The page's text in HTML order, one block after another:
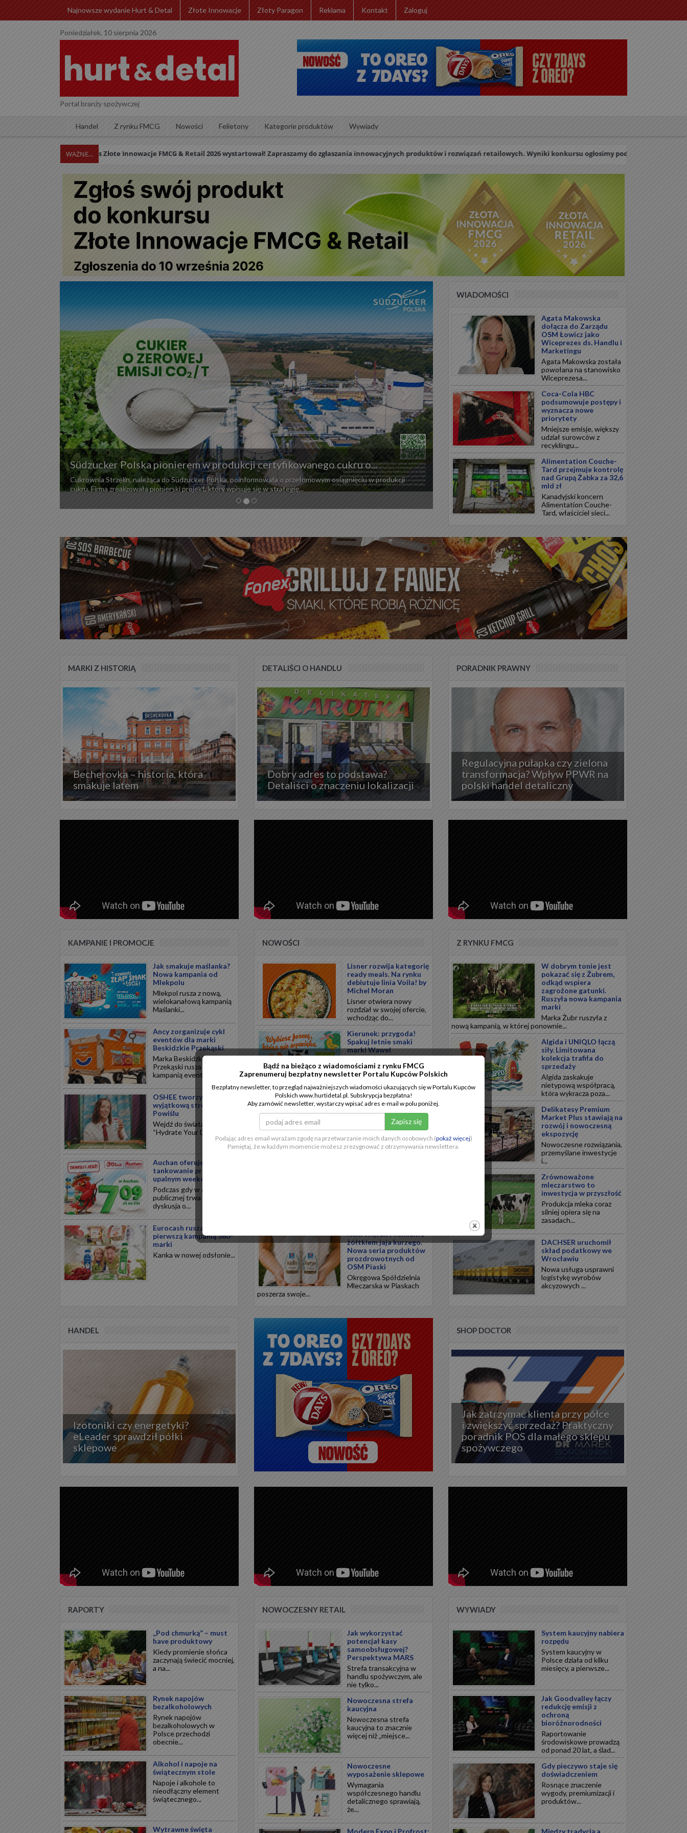
Najnowsze wydanie Hurt & Detal Złote Innowacje Złoty Paragon Reklama Kontakt Zaloguj
Poniedziałek, 10 sierpnia 2026
Portal branży spożywczej
Handel Z rynku FMCG Nowości Felietony Kategorie produktów Wywiady
Konkurs Złote Innowacje FMCG & Retail 2026 wystartował! Zapraszamy do zgłaszania innowacyjnych produktów i rozwiązań retailowych. Wyniki konkursu ogłosimy podczas uroczystej Gali w
Südzucker Polska pionierem w produkcji certyfikowanego cukru o...
Cukrownia Strzelin, należąca do Südzucker Polska, poinformowała o przełomowym osiągnięciu w produkcji
cukru. Firma zrealizowała pionierski projekt, który wpisuje się w strategię...
Poprzedni Następny
WIADOMOŚCI
Agata Makowska
dołącza do Zarządu
OSM Łowicz jako
Wiceprezes ds. Handlu i
Marketingu
Agata Makowska została
powołana na stanowisko
Wiceprezesa...
Coca-Cola HBC
podsumowuje postępy i
wyznacza nowe
priorytety
Mniejsze emisje, większy
udział surowców z
recyklingu...
Alimentation Couche-
Tard przejmuje kontrolę
nad Grupą Żabka za 32,6
mld zł
Kanadyjski koncern
Alimentation Couche-
Tard, właściciel sieci...
MARKI Z HISTORIĄ
Becherovka – historia, która
smakuje latem
DETALIŚCI O HANDLU
Dobry adres to podstawa?
Detaliści o znaczeniu lokalizacji
PORADNIK PRAWNY
Regulacyjna pułapka czy zielona
transformacja? Wpływ PPWR na
polski handel detaliczny
KAMPANIE I PROMOCJE
Jak smakuje maślanka?
Nowa kampania od
Mlekpolu
Mlekpol rusza z nową,
wielokanałową kampanią
Maślanki...
Ancy zorganizuje cykl
eventów dla marki
Beskidzkie Przekąski
Marka Beskidzkie
Przekąski rusza z nową
kampanią eventową...
OSHEE tworzy
wyjątkową strefę na
Powiślu
Wejdź do świata kampanii
“Hydrate Your Dreams”....
Auchan oferuje tańsze
tankowanie przed
upalnym weekendem
Podczas gdy w debacie
publicznej trwa ożywiona
dyskusja o...
Eurocash rusza z
pierwszą kampanią 360°
marki
Kanka w nowej odsłonie...
NOWOŚCI
Lisner rozwija kategorię
ready meals. Na rynku
debiutuje linia Voila! by
Michel Moran
Lisner otwiera nowy
rozdział w swojej ofercie,
wchodząc do...
Kierunek: przygoda!
Spakuj letnie smaki
marki Wawel
chwilom relaksu, a
odpowiednio...
Polska marka
CHILLBERRY
wprowadza nową
innowację w segmencie
mrożonych przekąsek
CHILLBERRY wprowadza
nową linię...
Kefir i Ayran Premium z
żółtkiem jaja kurzego.
Nowa seria produktów
prozdrowotnych od
OSM Piaski
Okręgowa Spółdzielnia
Mleczarska w Piaskach
poszerza swoje...
Z RYNKU FMCG
W dobrym tonie jest
pokazać się z Żubrem,
odkąd wspiera
zagrożone gatunki.
Ruszyła nowa kampania
marki
Marka Żubr ruszyła z
nową kampanią, w której ponownie...
Algida i UNIQLO łączą
siły. Limitowana
kolekcja trafiła do
sprzedaży
Algida zaskakuje
nietypową współpracą,
która wykracza poza...
Delikatesy Premium
Market Plus stawiają na
rozwój i nowoczesną
ekspozycję
Nowoczesne rozwiązania,
przemyślane inwestycje
i...
Zrównoważone
mleczarstwo to
inwestycja w przyszłość
Produkcja mleka coraz
silniej opiera się na
zasadach...
DACHSER uruchomił
skład podatkowy we
Wrocławiu
Nowa usługa usprawni
logistykę wyrobów
akcyzowych ...
HANDEL
Izotoniki czy energetyki?
eLeader sprawdził półki
sklepowe
SHOP DOCTOR
Jak zatrzymać klienta przy półce
i zwiększyć sprzedaż? Praktyczny
poradnik POS dla małego sklepu
spożywczego
RAPORTY
„Pod chmurką” – must
have produktowy
Kiedy promienie słońca
zaczynają świecić mocniej,
a na...
Rynek napojów
bezalkoholowych
Rynek napojów
bezalkoholowych w
Polsce przechodzi
obecnie...
Alkohol i napoje na
świątecznym stole
Napoje i alkohole to
nieodłączny element
świątecznego...
Wytrawne święta
NOWOCZESNY RETAIL
Jak wykorzystać
potencjał kasy
samoobsługowej?
Perspektywa MARS
Strefa transakcyjna w
handlu spożywczym, ale
nie tylko...
Nowoczesna strefa
kaucyjna
Nowoczesna strefa
kaucyjna to znacznie
więcej niż „miejsce...
Nowoczesne
wyposażenie sklepowe
Wymagania
współczesnego handlu
detalicznego sprawiają,
że...
Modern Expo i Profrost:
WYWIADY
System kaucyjny nabiera
rozpędu
System kaucyjny w
Polsce działa od kilku
miesięcy, a pierwsze...
Jak Goodvalley łączy
redukcję emisji z
ochroną
bioróżnorodności
Raportowanie
środowiskowe prowadzą
od ponad 20 lat, a ślad...
Gdy pieczywo staje się
doświadczeniem
Rosnące znaczenie
wygody, premiumizacji i
produktów...
Między tradycją a
Bądź na bieżąco z wiadomościami z rynku FMCG
Zaprenumeruj bezpłatny newsletter Portalu Kupców Polskich
Bezpłatny newsletter, to przegląd najważniejszych wiadomości ukazujących się w Portalu Kupców
Polskich www.hurtidetal.pl. Subskrypcja bezpłatna!
Aby zamówić newsletter, wystarczy wpisać adres e-mail w polu poniżej.
Podając adres email wyrażam zgodę na przetwarzanie moich danych osobowych (pokaż więcej)
Pamiętaj, że w każdym momencie możesz zrezygnować z otrzymywania newslettera.